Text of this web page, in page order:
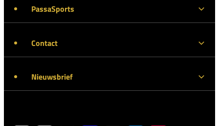
PassaSports
Contact
Nieuwsbrief